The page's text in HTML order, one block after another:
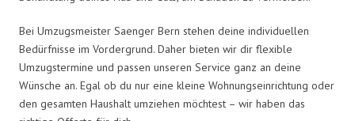
Bei Umzugsmeister Saenger Bern stehen deine individuellen
Bedürfnisse im Vordergrund. Daher bieten wir dir flexible
Umzugstermine und passen unseren Service ganz an deine
Wünsche an. Egal ob du nur eine kleine Wohnungseinrichtung oder
den gesamten Haushalt umziehen möchtest – wir haben das